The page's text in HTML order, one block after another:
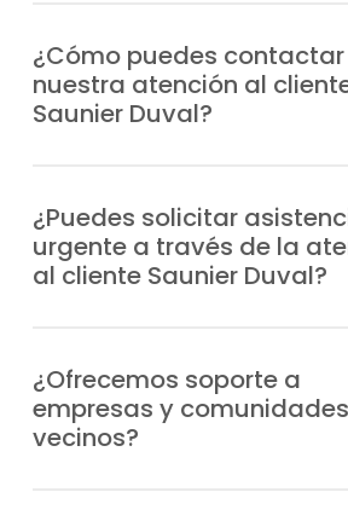
técnicas, incidencias,
reparación, información
todo lo relacionado con tus
¿Cómo puedes
nuestra atención al
Saunier Duval?
teléfono o escribirnos un
siempre tendrás respuesta
¿Puedes solicitar
urgente a través de la
al cliente Saunier Duval?
urgencias de manera
técnico especializado a
Lavapiés en el menor tiempo
¿Ofrecemos soporte a
empresas y
vecinos?